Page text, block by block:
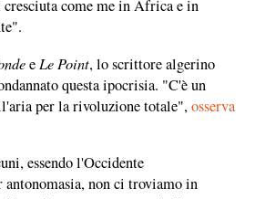
cresciuta come me in Africa e in
e Le Point, lo scrittore algerino
questa ipocrisia. "C'è un
per la rivoluzione totale",osserva
essendo l'Occidente
antonomasia, non ci troviamo in